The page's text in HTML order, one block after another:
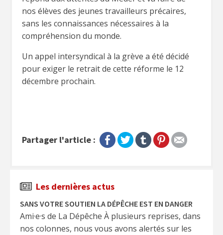
nos élèves des jeunes travailleurs précaires,
sans les connaissances nécessaires à la
compréhension du monde.
Un appel intersyndical à la grève a été décidé
pour exiger le retrait de cette réforme le 12
décembre prochain.
Partager l'article :
Les dernières actus
SANS VOTRE SOUTIEN LA DÉPÊCHE EST EN DANGER
Ami·e·s de La Dépêche À plusieurs reprises, dans
nos colonnes, nous vous avons alertés sur les